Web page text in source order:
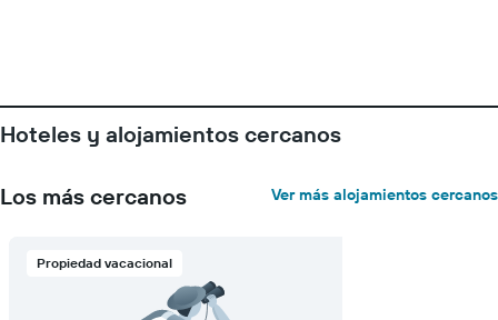
Hoteles y alojamientos cercanos
Los más cercanos Ver más alojamientos cercanos
Propiedad vacacional